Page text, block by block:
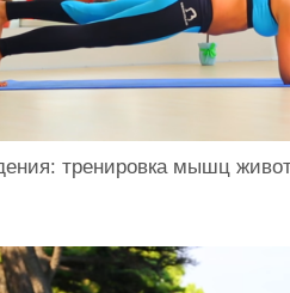
тренировка мышц